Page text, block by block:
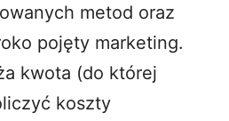
metod oraz
pojęty marketing.
kwota (do której
koszty